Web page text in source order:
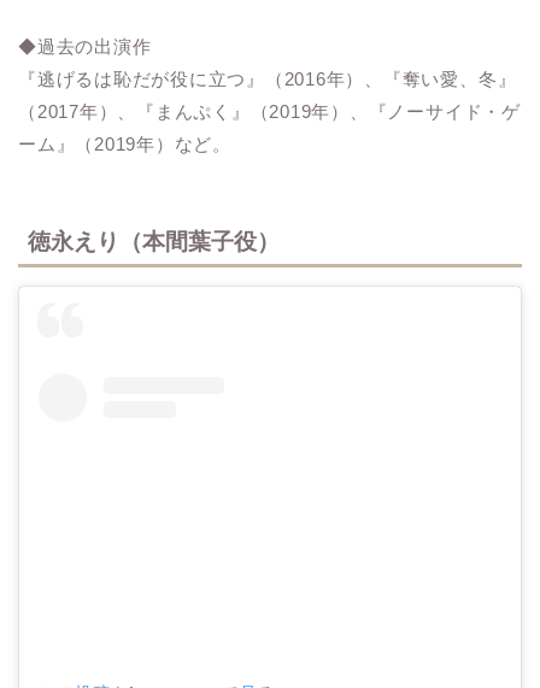
◆過去の出演作
『逃げるは恥だが役に立つ』（2016年）、『奪い愛、冬』
（2017年）、『まんぷく』（2019年）、『ノーサイド・ゲ
ーム』（2019年）など。
徳永えり（本間葉子役）